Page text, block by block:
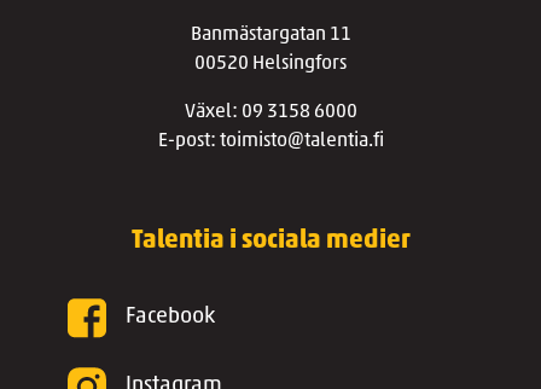
Banmästargatan 11
00520 Helsingfors
Växel: 09 3158 6000
E-post: toimisto@talentia.fi
Talentia i sociala medier
Facebook